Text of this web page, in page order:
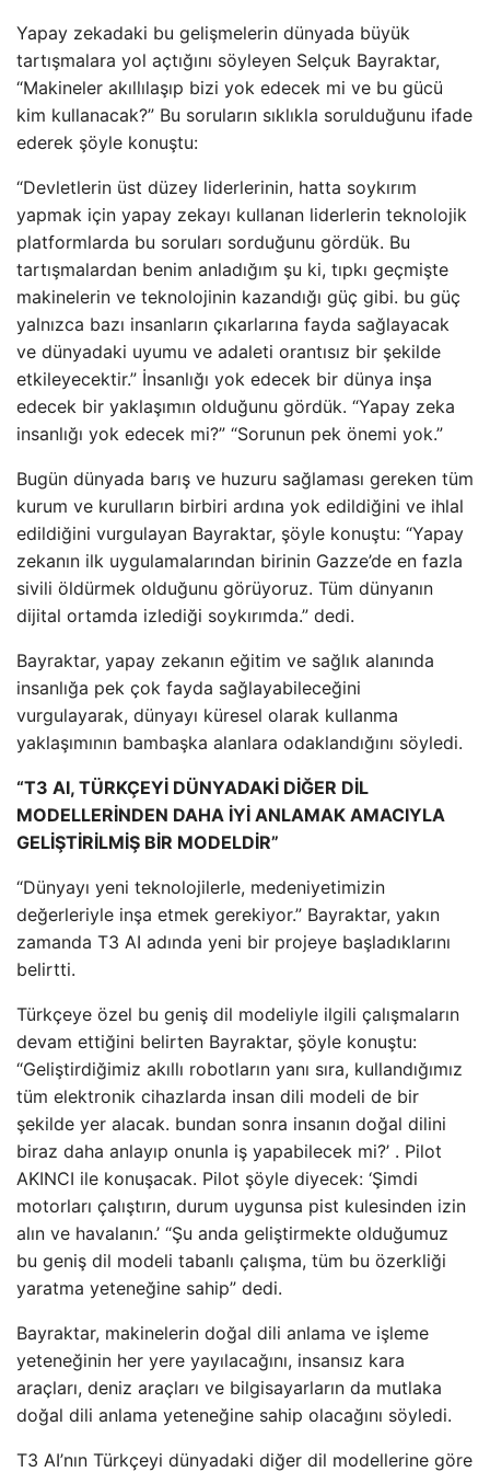
Yapay zekadaki bu gelişmelerin dünyada büyük
tartışmalara yol açtığını söyleyen Selçuk Bayraktar,
“Makineler akıllılaşıp bizi yok edecek mi ve bu gücü
kim kullanacak?” Bu soruların sıklıkla sorulduğunu ifade
ederek şöyle konuştu:
“Devletlerin üst düzey liderlerinin, hatta soykırım
yapmak için yapay zekayı kullanan liderlerin teknolojik
platformlarda bu soruları sorduğunu gördük. Bu
tartışmalardan benim anladığım şu ki, tıpkı geçmişte
makinelerin ve teknolojinin kazandığı güç gibi. bu güç
yalnızca bazı insanların çıkarlarına fayda sağlayacak
ve dünyadaki uyumu ve adaleti orantısız bir şekilde
etkileyecektir.” İnsanlığı yok edecek bir dünya inşa
edecek bir yaklaşımın olduğunu gördük. “Yapay zeka
insanlığı yok edecek mi?” “Sorunun pek önemi yok.”
Bugün dünyada barış ve huzuru sağlaması gereken tüm
kurum ve kurulların birbiri ardına yok edildiğini ve ihlal
edildiğini vurgulayan Bayraktar, şöyle konuştu: “Yapay
zekanın ilk uygulamalarından birinin Gazze’de en fazla
sivili öldürmek olduğunu görüyoruz. Tüm dünyanın
dijital ortamda izlediği soykırımda.” dedi.
Bayraktar, yapay zekanın eğitim ve sağlık alanında
insanlığa pek çok fayda sağlayabileceğini
vurgulayarak, dünyayı küresel olarak kullanma
yaklaşımının bambaşka alanlara odaklandığını söyledi.
“T3 AI, TÜRKÇEYİ DÜNYADAKİ DİĞER DİL
MODELLERİNDEN DAHA İYİ ANLAMAK AMACIYLA
GELİŞTİRİLMİŞ BİR MODELDİR”
“Dünyayı yeni teknolojilerle, medeniyetimizin
değerleriyle inşa etmek gerekiyor.” Bayraktar, yakın
zamanda T3 AI adında yeni bir projeye başladıklarını
belirtti.
Türkçeye özel bu geniş dil modeliyle ilgili çalışmaların
devam ettiğini belirten Bayraktar, şöyle konuştu:
“Geliştirdiğimiz akıllı robotların yanı sıra, kullandığımız
tüm elektronik cihazlarda insan dili modeli de bir
şekilde yer alacak. bundan sonra insanın doğal dilini
biraz daha anlayıp onunla iş yapabilecek mi?’ . Pilot
AKINCI ile konuşacak. Pilot şöyle diyecek: ‘Şimdi
motorları çalıştırın, durum uygunsa pist kulesinden izin
alın ve havalanın.’ “Şu anda geliştirmekte olduğumuz
bu geniş dil modeli tabanlı çalışma, tüm bu özerkliği
yaratma yeteneğine sahip” dedi.
Bayraktar, makinelerin doğal dili anlama ve işleme
yeteneğinin her yere yayılacağını, insansız kara
araçları, deniz araçları ve bilgisayarların da mutlaka
doğal dili anlama yeteneğine sahip olacağını söyledi.
T3 AI’nın Türkçeyi dünyadaki diğer dil modellerine göre